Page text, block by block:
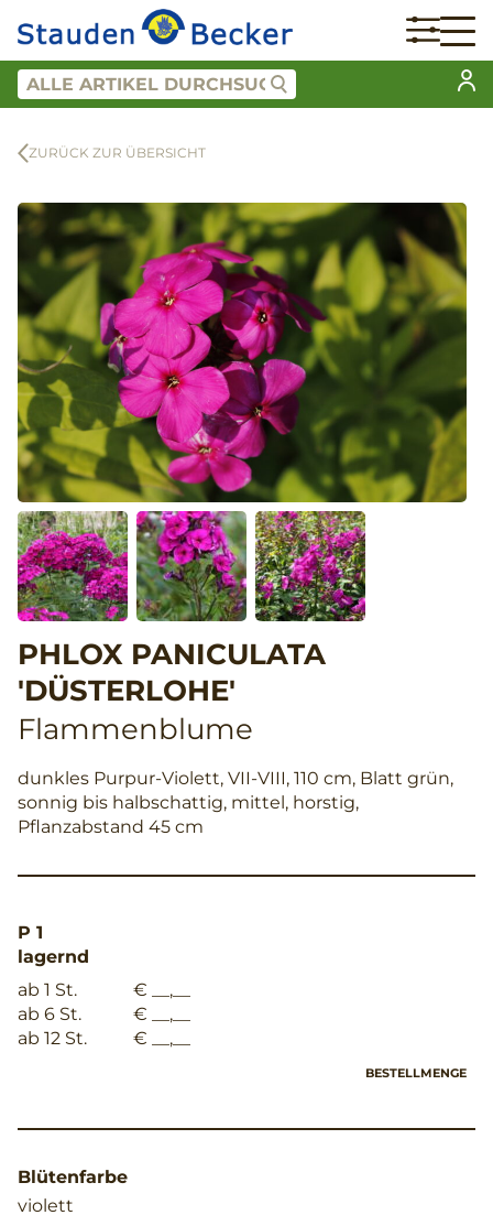
ZURÜCK ZUR ÜBERSICHT
PHLOX PANICULATA
'DÜSTERLOHE'
Flammenblume
dunkles Purpur-Violett, VII-VIII, 110 cm, Blatt grün,
sonnig bis halbschattig, mittel, horstig,
Pflanzabstand 45 cm
P 1
lagernd
ab 1 St.
€ __,__
ab 6 St.
€ __,__
ab 12 St.
€ __,__
BESTELLMENGE
Blütenfarbe
violett